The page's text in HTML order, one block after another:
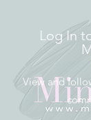
Log In
View and